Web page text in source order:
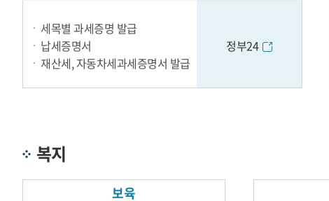
세목별 과세증명 발급
납세증명서
재산세, 자동차세과세증명서 발급
정부24
복지
보육